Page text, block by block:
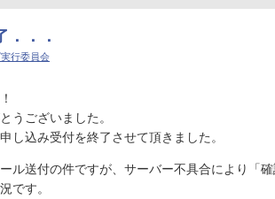
．．．
行委員会
うございました。
し込み受付を終了させて頂きました。
ル送付の件ですが、サーバー不具合により「
です。